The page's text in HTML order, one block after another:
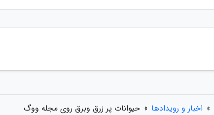
» اخبار و رویدادها » حیوانات پر زرق وبرق روی مجله ووگ